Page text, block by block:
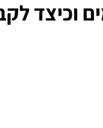
וכיצד